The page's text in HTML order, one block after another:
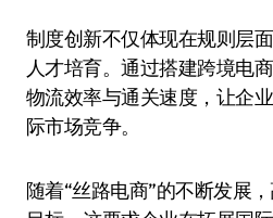
制度创新不仅体现在规则层
人才培育。通过搭建跨境电
物流效率与通关速度，让企
际市场竞争。
随着“丝路电商”的不断发展